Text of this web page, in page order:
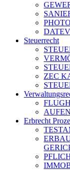
Steuerrecht
ZEC
Erbrecht